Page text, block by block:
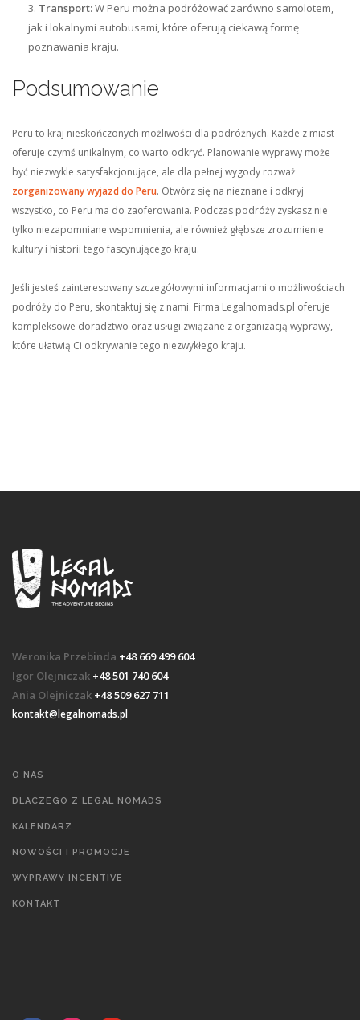
Transport:W Peru można podróżować zarówno samolotem,
jak i lokalnymi autobusami, które oferują ciekawą formę
poznawania kraju.
Podsumowanie
Peru to kraj nieskończonych możliwości dla podróżnych. Każde z miast
oferuje czymś unikalnym, co warto odkryć. Planowanie wyprawy może
być niezwykle satysfakcjonujące, ale dla pełnej wygody rozważ
zorganizowany wyjazd do Peru. Otwórz się na nieznane i odkryj
wszystko, co Peru ma do zaoferowania. Podczas podróży zyskasz nie
tylko niezapomniane wspomnienia, ale również głębsze zrozumienie
kultury i historii tego fascynującego kraju.
Jeśli jesteś zainteresowany szczegółowymi informacjami o możliwościach
podróży do Peru, skontaktuj się z nami. Firma Legalnomads.pl oferuje
kompleksowe doradztwo oraz usługi związane z organizacją wyprawy,
które ułatwią Ci odkrywanie tego niezwykłego kraju.
Weronika Przebinda +48 669 499 604
Igor Olejniczak +48 501 740 604
Ania Olejniczak +48 509 627 711
kontakt@legalnomads.pl
O NAS
DLACZEGO Z LEGAL NOMADS
KALENDARZ
NOWOŚCI I PROMOCJE
WYPRAWY INCENTIVE
KONTAKT